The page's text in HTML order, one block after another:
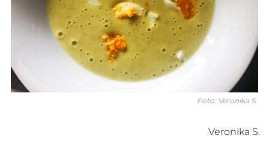
Foto: Veronika S.
Veronika S.